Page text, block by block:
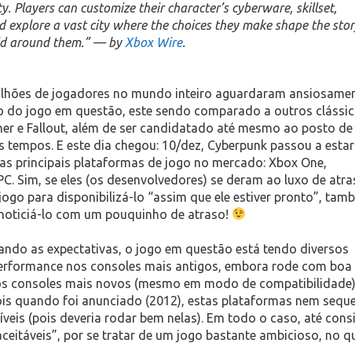
Players can customize their character’s cyberware, skillset,
explore a vast city where the choices they make shape the
around them.” — by Xbox Wire.
de jogadores no mundo inteiro aguardaram
do jogo em questão, este sendo comparado a outros
e Fallout, além de ser candidatado até mesmo ao posto
tempos. E este dia chegou: 10/dez, Cyberpunk passou a estar
principais plataformas de jogo no mercado: Xbox One,
Sim, se eles (os desenvolvedores) se deram ao luxo de
para disponibilizá-lo “assim que ele estiver pronto”,
lo com um pouquinho de atraso!
as expectativas, o jogo em questão está tendo diversos
nos consoles mais antigos, embora rode com boa
consoles mais novos (mesmo em modo de
quando foi anunciado (2012), estas plataformas nem
(pois deveria rodar bem nelas). Em todo o caso, até
por se tratar de um jogo bastante ambicioso, no